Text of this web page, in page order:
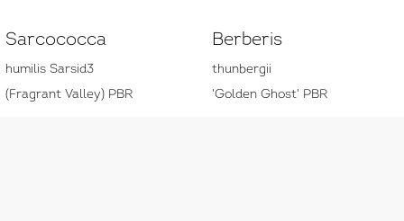
Sarcococca
humilis Sarsid3
(Fragrant Valley) PBR
Berberis
thunbergii
'Golden Ghost' PBR